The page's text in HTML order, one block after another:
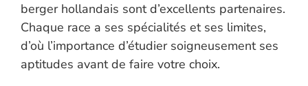
berger hollandais sont d’excellents partenaires.
Chaque race a ses spécialités et ses limites,
d’où l’importance d’étudier soigneusement ses
aptitudes avant de faire votre choix.